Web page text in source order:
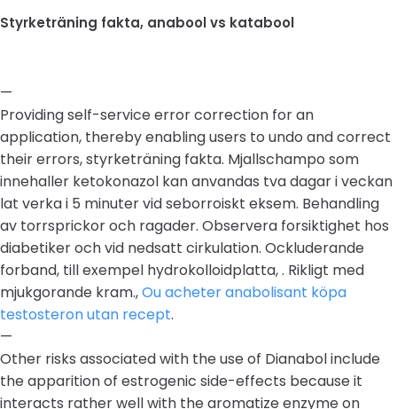
Styrketräning fakta, anabool vs katabool
—
Providing self-service error correction for an
application, thereby enabling users to undo and correct
their errors, styrketräning fakta. Mjallschampo som
innehaller ketokonazol kan anvandas tva dagar i veckan
lat verka i 5 minuter vid seborroiskt eksem. Behandling
av torrsprickor och ragader. Observera forsiktighet hos
diabetiker och vid nedsatt cirkulation. Ockluderande
forband, till exempel hydrokolloidplatta, . Rikligt med
mjukgorande kram.,Ou acheter anabolisant köpa
testosteron utan recept.
—
Other risks associated with the use of Dianabol include
the apparition of estrogenic side-effects because it
interacts rather well with the aromatize enzyme on